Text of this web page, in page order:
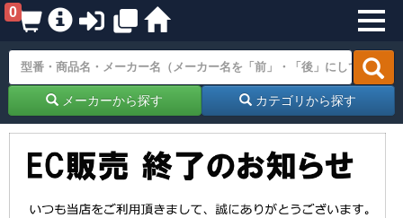
0
メーカーから探す カテゴリから探す